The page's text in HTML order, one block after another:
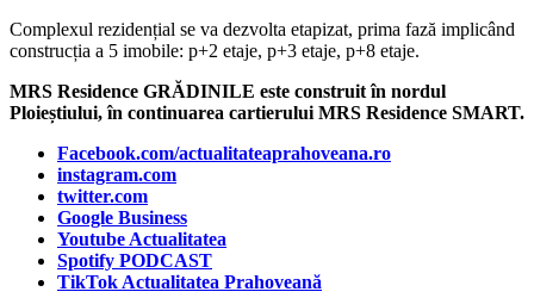
Complexul rezidențial se va dezvolta etapizat, prima fază implicând
construcția a 5 imobile: p+2 etaje, p+3 etaje, p+8 etaje.
MRS Residence GRĂDINILE este construit în nordul
Ploieștiului, în continuarea cartierului MRS Residence SMART.
Facebook.com/actualitateaprahoveana.ro
instagram.com
twitter.com
Google Business
Youtube Actualitatea
Spotify PODCAST
TikTok Actualitatea Prahoveană